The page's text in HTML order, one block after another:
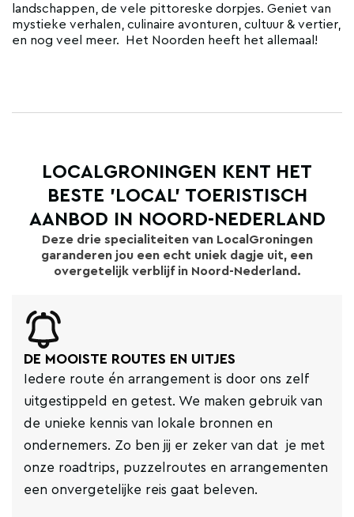
landschappen, de vele pittoreske dorpjes. Geniet van
mystieke verhalen, culinaire avonturen, cultuur & vertier,
en nog veel meer. Het Noorden heeft het allemaal!
LOCALGRONINGEN KENT HET
BESTE 'LOCAL' TOERISTISCH
AANBOD IN NOORD-NEDERLAND
Deze drie specialiteiten van LocalGroningen
garanderen jou een echt uniek dagje uit, een
overgetelijk verblijf in Noord-Nederland.
DE MOOISTE ROUTES EN UITJES
Iedere route én arrangement is door ons zelf
uitgestippeld en getest. We maken gebruik van
de unieke kennis van lokale bronnen en
ondernemers. Zo ben jij er zeker van dat je met
onze roadtrips, puzzelroutes en arrangementen
een onvergetelijke reis gaat beleven.